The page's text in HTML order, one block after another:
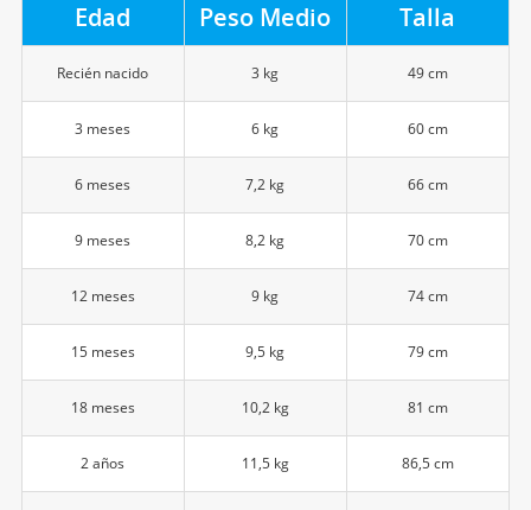
Edad Peso Medio Talla
Recién nacido 3 kg 49 cm
3 meses 6 kg 60 cm
6 meses 7,2 kg 66 cm
9 meses 8,2 kg 70 cm
12 meses 9 kg 74 cm
15 meses 9,5 kg 79 cm
18 meses 10,2 kg 81 cm
2 años 11,5 kg 86,5 cm